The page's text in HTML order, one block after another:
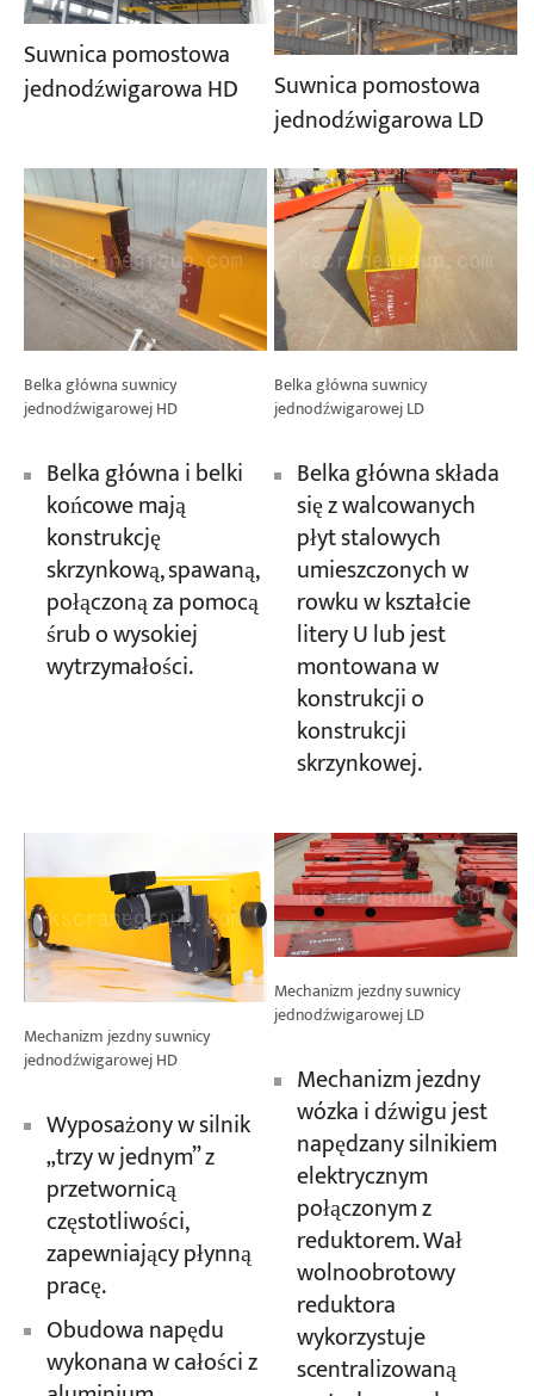
Suwnica pomostowa
jednodźwigarowa HD
Suwnica pomostowa
jednodźwigarowa LD
Belka główna suwnicy
jednodźwigarowej HD
Belka główna i belki
końcowe mają
konstrukcję
skrzynkową, spawaną,
połączoną za pomocą
śrub o wysokiej
wytrzymałości.
Belka główna suwnicy
jednodźwigarowej LD
Belka główna składa
się z walcowanych
płyt stalowych
umieszczonych w
rowku w kształcie
litery U lub jest
montowana w
konstrukcji o
konstrukcji
skrzynkowej.
Mechanizm jezdny suwnicy
jednodźwigarowej HD
Wyposażony w silnik
„trzy w jednym” z
przetwornicą
częstotliwości,
zapewniający płynną
pracę.
Obudowa napędu
wykonana w całości z
Mechanizm jezdny suwnicy
jednodźwigarowej LD
Mechanizm jezdny
wózka i dźwigu jest
napędzany silnikiem
elektrycznym
połączonym z
reduktorem. Wał
wolnoobrotowy
reduktora
wykorzystuje
scentralizowaną